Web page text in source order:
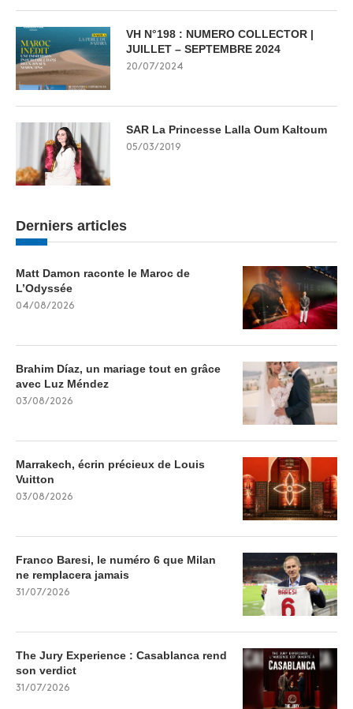
VH N°198 : NUMERO COLLECTOR |
JUILLET – SEPTEMBRE 2024
20/07/2024
SAR La Princesse Lalla Oum Kaltoum
05/03/2019
Derniers articles
Matt Damon raconte le Maroc de
L’Odyssée
04/08/2026
Brahim Díaz, un mariage tout en grâce
avec Luz Méndez
03/08/2026
Marrakech, écrin précieux de Louis
Vuitton
03/08/2026
Franco Baresi, le numéro 6 que Milan
ne remplacera jamais
31/07/2026
The Jury Experience : Casablanca rend
son verdict
31/07/2026